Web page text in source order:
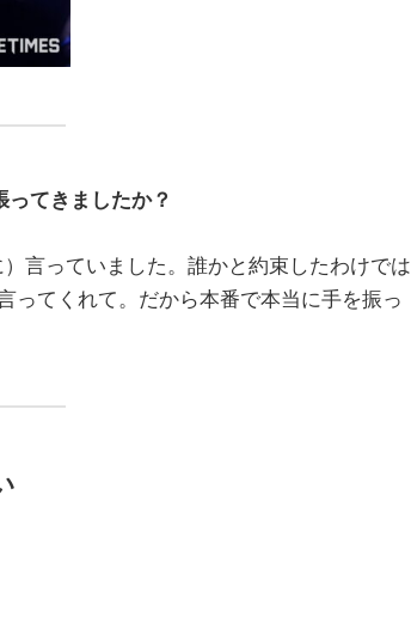
てきましたか？
言っていました。誰かと約束したわけでは
ってくれて。だから本番で本当に手を振っ